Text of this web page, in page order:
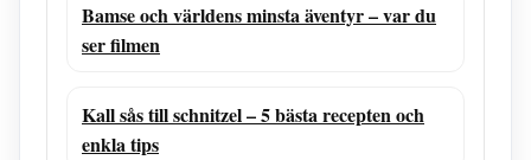
Bamse och världens minsta äventyr – var du
ser filmen
Kall sås till schnitzel – 5 bästa recepten och
enkla tips